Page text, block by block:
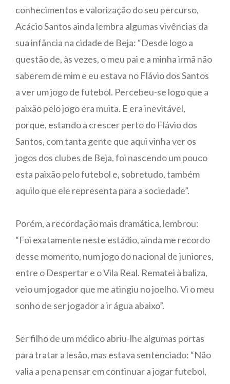
conhecimentos e valorização do seu percurso,
Acácio Santos ainda lembra algumas vivências da
sua infância na cidade de Beja: “Desde logo a
questão de, às vezes, o meu pai e a minha irmã não
saberem de mim e eu estava no Flávio dos Santos
a ver um jogo de futebol. Percebeu-se logo que a
paixão pelo jogo era muita. E era inevitável,
porque, estando a crescer perto do Flávio dos
Santos, com tanta gente que aqui vinha ver os
jogos dos clubes de Beja, foi nascendo um pouco
esta paixão pelo futebol e, sobretudo, também
aquilo que ele representa para a sociedade”.
Porém, a recordação mais dramática, lembrou:
“Foi exatamente neste estádio, ainda me recordo
desse momento, num jogo do nacional de juniores,
entre o Despertar e o Vila Real. Rematei à baliza,
veio um jogador que me atingiu no joelho. Vi o meu
sonho de ser jogador a ir água abaixo”.
Ser filho de um médico abriu-lhe algumas portas
para tratar a lesão, mas estava sentenciado: “Não
valia a pena pensar em continuar a jogar futebol,